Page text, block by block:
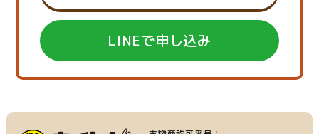
LINEで申し込み